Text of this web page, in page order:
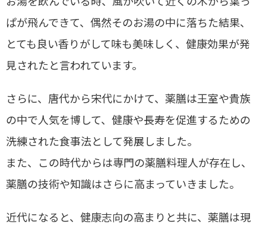
ぱが飛んできて、偶然そのお湯の中に落ちた結果、
とても良い香りがして味も美味しく、健康効果が発
見されたと言われています。
さらに、唐代から宋代にかけて、薬膳は王室や貴族
の中で人気を博して、健康や長寿を促進するための
洗練された食事法として発展しました。
また、この時代からは専門の薬膳料理人が存在し、
薬膳の技術や知識はさらに高まっていきました。
近代になると、健康志向の高まりと共に、薬膳は現